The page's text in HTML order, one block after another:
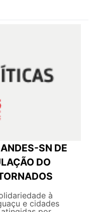
SN DE
DO
à
e cidades